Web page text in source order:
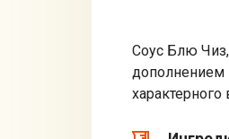
Соус Блю
дополнением